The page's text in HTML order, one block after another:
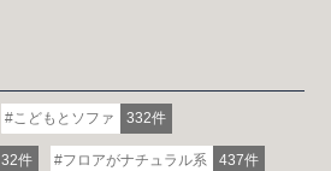
こどもとソファ 332件
32件 フロアがナチュラル系 437件